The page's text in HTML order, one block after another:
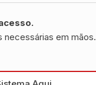
em mãos.